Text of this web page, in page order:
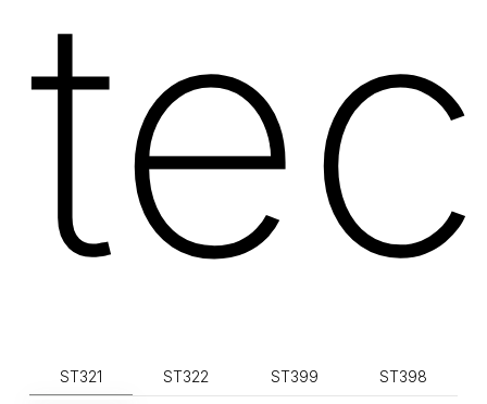
ST321 ST322 ST399 ST398